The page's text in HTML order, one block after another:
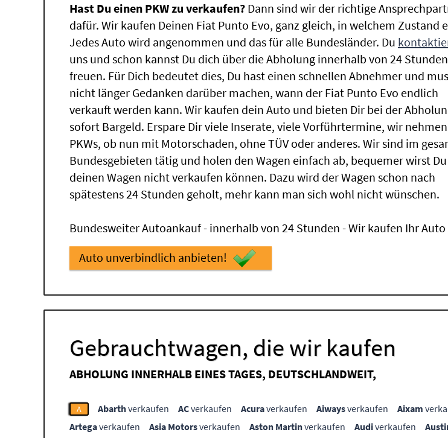
Hast Du einen PKW zu verkaufen? Dann sind wir der richtige
dafür. Wir kaufen Deinen Fiat Punto Evo, ganz gleich, in welchem Zustand
Jedes Auto wird angenommen und das für alle Bundesländer. Du
uns und schon kannst Du dich über die Abholung innerhalb von 24 Stunden
freuen. Für Dich bedeutet dies, Du hast einen schnellen Abnehmer und
nicht länger Gedanken darüber machen, wann der Fiat Punto Evo endlich
verkauft werden kann. Wir kaufen dein Auto und bieten Dir bei der
sofort Bargeld. Erspare Dir viele Inserate, viele Vorführtermine, wir
PKWs, ob nun mit Motorschaden, ohne TÜV oder anderes. Wir sind im
Bundesgebieten tätig und holen den Wagen einfach ab, bequemer wirst Du
deinen Wagen nicht verkaufen können. Dazu wird der Wagen schon nach
spätestens 24 Stunden geholt, mehr kann man sich wohl nicht wünschen.
Bundesweiter Autoankauf - innerhalb von 24 Stunden - Wir kaufen Ihr
Auto unverbindlich anbieten!
Gebrauchtwagen, die wir kaufen
ABHOLUNG INNERHALB EINES TAGES, DEUTSCHLANDWEIT,
A Abarthverkaufen ACverkaufen Acuraverkaufen Aiwaysverkaufen Aixam
Artegaverkaufen Asia Motorsverkaufen Aston Martinverkaufen Audiverkaufen